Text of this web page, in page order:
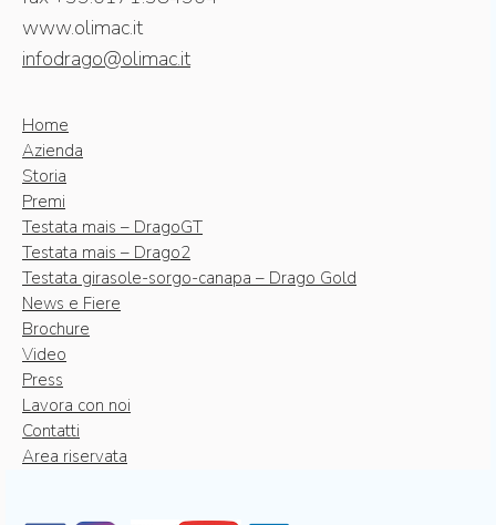
www.olimac.it
infodrago@olimac.it
Home
Azienda
Storia
Premi
Testata mais – DragoGT
Testata mais – Drago2
Testata girasole-sorgo-canapa – Drago Gold
News e Fiere
Brochure
Video
Press
Lavora con noi
Contatti
Area riservata